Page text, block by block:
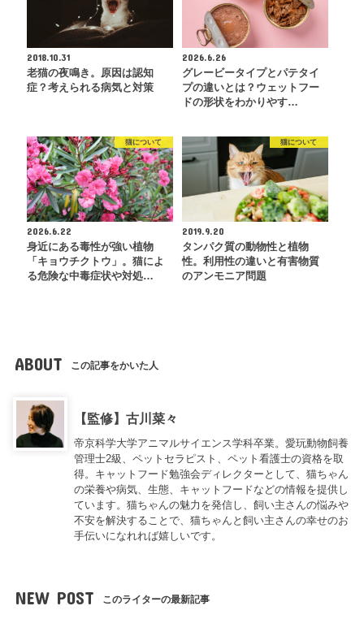
2018.10.31
老猫の夜鳴き。原因は認知
症？考えられる病気と対策
2026.6.26
グレービータイプとパテタイ
プの違いとは？ウェットフー
ドの形状をわかりやす…
猫について
2026.6.22
身近にある毒性が強い植物
「キョウチクトウ」。猫によ
る危険な中毒症状や対処…
猫について
2019.9.20
タンパク質の動物性と植物
性。利用性の違いと有害物質
のアンモニア問題
ABOUT この記事をかいた人
【監修】古川菜々
帝京科学大学アニマルサイエンス学科卒業。愛玩動物飼養
管理士2級、ペットセラピスト、ペット看護士の資格を取
得。キャットフード勉強会ディレクターとして、猫ちゃん
の栄養や病気、生態、キャットフードなどの情報を提供し
ています。猫ちゃんの魅力を発信し、飼い主さんの悩みや
不安を解決することで、猫ちゃんと飼い主さんの幸せのお
手伝いになれれば嬉しいです。
NEW POST このライターの最新記事